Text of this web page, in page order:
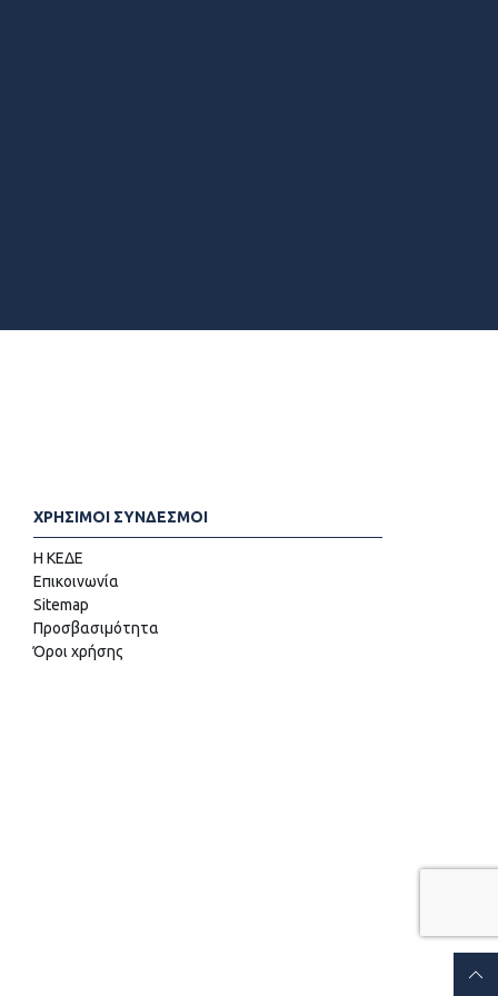
ΧΡΗΣΙΜΟΙ ΣΥΝΔΕΣΜΟΙ
Η ΚΕΔΕ
Επικοινωνία
Sitemap
Προσβασιμότητα
Όροι χρήσης